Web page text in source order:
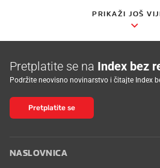
PRIKAŽI JOŠ
Pretplatite se na Index bez
Podržite neovisno novinarstvo i čitajte Index
Pretplatite se
NASLOVNICA